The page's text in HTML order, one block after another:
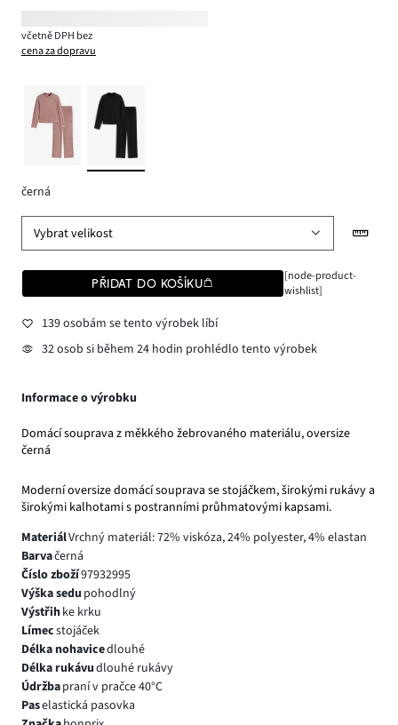
včetně DPH bez
cena za dopravu
černá
Vybrat velikost
PŘIDAT DO KOŠÍKU
[node-product-
wishlist]
139 osobám se tento výrobek líbí
32 osob si během 24 hodin prohlédlo tento výrobek
Informace o výrobku
Domácí souprava z měkkého žebrovaného materiálu, oversize
černá
Moderní oversize domácí souprava se stojáčkem, širokými rukávy a
širokými kalhotami s postranními průhmatovými kapsami.
MateriálVrchný materiál: 72% viskóza, 24% polyester, 4% elastan
Barvačerná
Číslo zboží97932995
Výška sedu pohodlný
Výstřihke krku
Límecstojáček
Délka nohavicedlouhé
Délka rukávudlouhé rukávy
Údržbapraní v pračce 40°C
Paselastická pasovka